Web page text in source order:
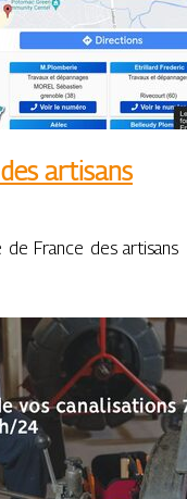
artisans
France des artisans